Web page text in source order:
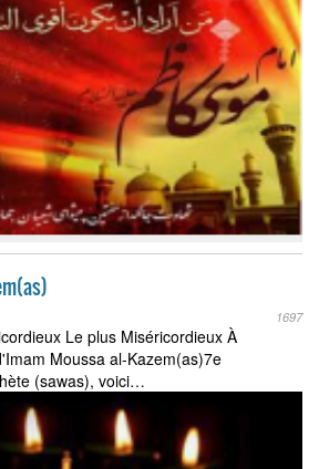
1697
Le plus Miséricordieux À
Moussa al-Kazem(as)7e
(sawas), voici…